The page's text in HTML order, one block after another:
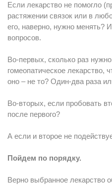
Если лекарство не помогло
растяжении связок или в
его, наверно, нужно менять?
вопросов.
Во-первых, сколько раз
гомеопатическое лекарство,
оно – не то? Один-два раза
Во-вторых, если пробовать
после первого?
А если и второе не
Пойдем по порядку.
Верно выбранное лекарство